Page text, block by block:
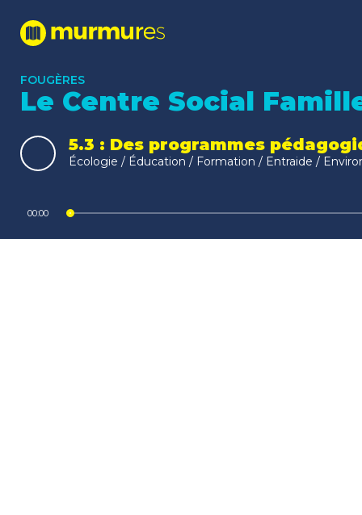
FOUGÈRES
Le Centre Social
5.3 : Des programmes
Écologie / Éducation / Formation / Entraide /
audio
00:00